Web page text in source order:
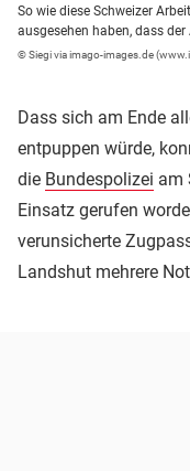
So wie diese Schweizer
ausgesehen haben, dass
© Siegi via imago-images.de
Dass sich am Ende
entpuppen würde,
die Bundespolizei am
Einsatz gerufen
verunsicherte
Landshut mehrere